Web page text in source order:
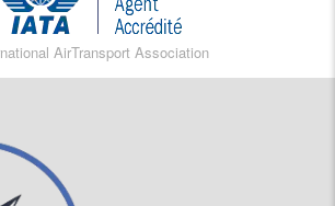
AirTransport Association